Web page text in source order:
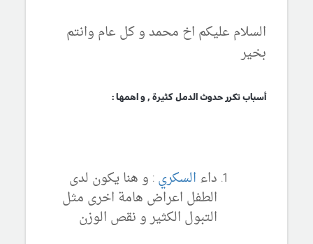
السلام عليكم اخ محمد و كل عام وانتم
بخير
أسباب تكرر حدوث الدمل كثيرة , و اهمها :
داء السكري: و هنا يكون لدى
الطفل اعراض هامة اخرى مثل
التبول الكثير و نقص الوزن